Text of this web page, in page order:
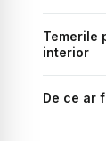
Temerile
interior
De ce ar